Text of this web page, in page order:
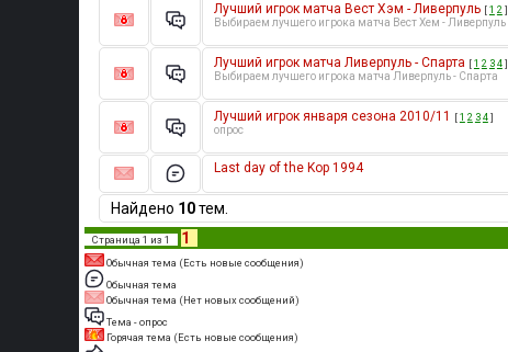
Лучший игрок матча Вест Хэм - Ливерпуль [1 2 ]
Выбираем лучшего игрока матча Вест Хем - Ливерпуль
Лучший игрок матча Ливерпуль - Спарта [1 2 34]
Выбираем лучшего игрока матча Ливерпуль - Спарта
Лучший игрок января сезона 2010/11 [1 2 34]
опрос
Last day of the Kop 1994
Найдено 10тем.
Страница 1 из 1 1
Обычная тема (Есть новые сообщения)
Обычная тема
Обычная тема (Нет новых сообщений)
Тема - опрос
Горячая тема (Есть новые сообщения)